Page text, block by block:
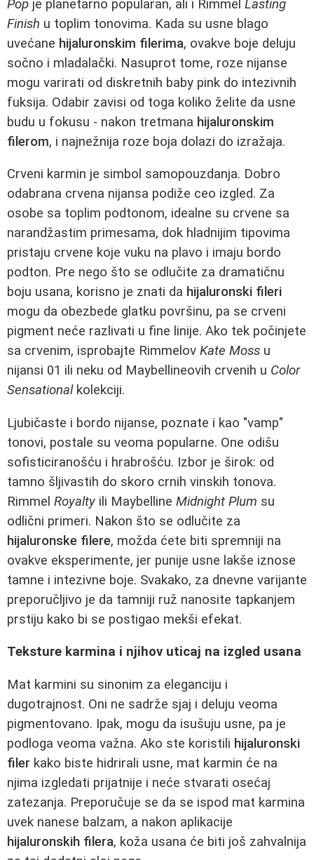
Pop je planetarno popularan, ali i Rimmel Lasting
Finish u toplim tonovima. Kada su usne blago
uvećane hijaluronskim filerima, ovakve boje deluju
sočno i mladalački. Nasuprot tome, roze nijanse
mogu varirati od diskretnih baby pink do intezivnih
fuksija. Odabir zavisi od toga koliko želite da usne
budu u fokusu - nakon tretmana hijaluronskim
filerom, i najnežnija roze boja dolazi do izražaja.
Crveni karmin je simbol samopouzdanja. Dobro
odabrana crvena nijansa podiže ceo izgled. Za
osobe sa toplim podtonom, idealne su crvene sa
narandžastim primesama, dok hladnijim tipovima
pristaju crvene koje vuku na plavo i imaju bordo
podton. Pre nego što se odlučite za dramatičnu
boju usana, korisno je znati da hijaluronski fileri
mogu da obezbede glatku površinu, pa se crveni
pigment neće razlivati u fine linije. Ako tek počinjete
sa crvenim, isprobajte Rimmelov Kate Moss u
nijansi 01 ili neku od Maybellineovih crvenih u Color
Sensationalkolekciji.
Ljubičaste i bordo nijanse, poznate i kao "vamp"
tonovi, postale su veoma popularne. One odišu
sofisticiranošću i hrabrošću. Izbor je širok: od
tamno šljivastih do skoro crnih vinskih tonova.
Rimmel Royalty ili Maybelline Midnight Plum su
odlični primeri. Nakon što se odlučite za
hijaluronske filere, možda ćete biti spremniji na
ovakve eksperimente, jer punije usne lakše iznose
tamne i intezivne boje. Svakako, za dnevne varijante
preporučljivo je da tamniji ruž nanosite tapkanjem
prstiju kako bi se postigao mekši efekat.
Teksture karmina i njihov uticaj na izgled usana
Mat karmini su sinonim za eleganciju i
dugotrajnost. Oni ne sadrže sjaj i deluju veoma
pigmentovano. Ipak, mogu da isušuju usne, pa je
podloga veoma važna. Ako ste koristili hijaluronski
filer kako biste hidrirali usne, mat karmin će na
njima izgledati prijatnije i neće stvarati osećaj
zatezanja. Preporučuje se da se ispod mat karmina
uvek nanese balzam, a nakon aplikacije
hijaluronskih filera, koža usana će biti još zahvalnija